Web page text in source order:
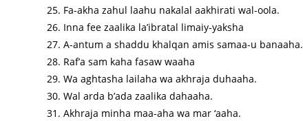
Fa-akha zahul laahu nakalal aakhirati wal-oola.
Inna fee zaalika la’ibratal limaiy-yaksha
A-antum a shaddu khalqan amis samaa-u banaaha.
Raf’a sam kaha fasaw waaha
Wa aghtasha lailaha wa akhraja duhaaha.
Wal arda b’ada zaalika dahaaha.
Akhraja minha maa-aha wa mar ‘aaha.